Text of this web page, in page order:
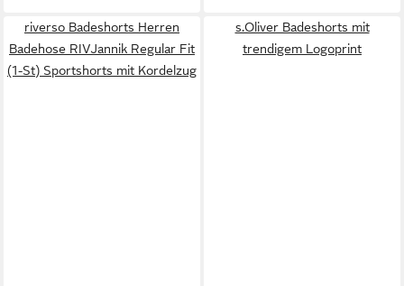
riverso Badeshorts Herren
Badehose RIVJannik Regular Fit
(1-St) Sportshorts mit Kordelzug
s.Oliver Badeshorts mit
trendigem Logoprint